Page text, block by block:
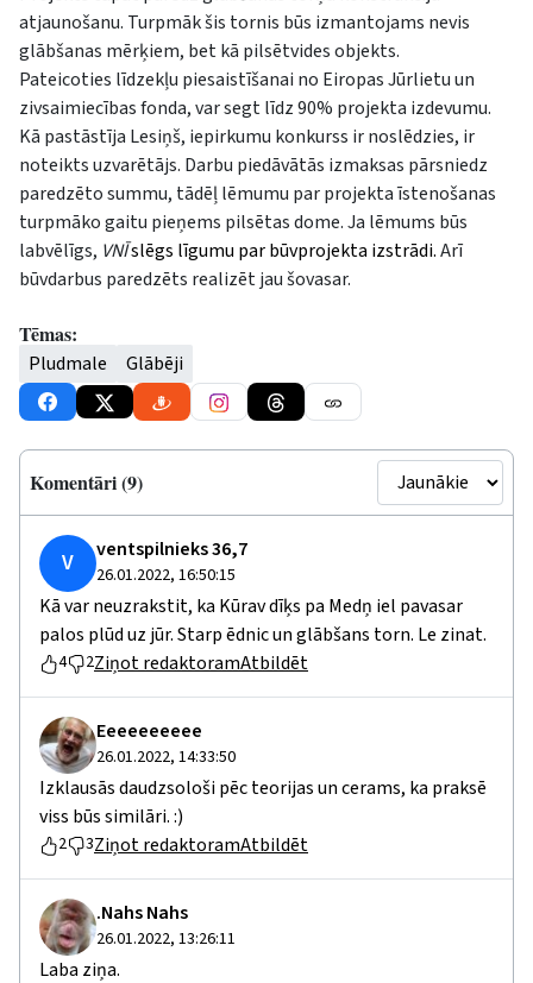
atjaunošanu. Turpmāk šis tornis būs izmantojams nevis
glābšanas mērķiem, bet kā pilsētvides objekts.
Pateicoties līdzekļu piesaistīšanai no Eiropas Jūrlietu un
zivsaimiecības fonda, var segt līdz 90% projekta izdevumu.
Kā pastāstīja Lesiņš, iepirkumu konkurss ir noslēdzies, ir
noteikts uzvarētājs. Darbu piedāvātās izmaksas pārsniedz
paredzēto summu, tādēļ lēmumu par projekta īstenošanas
turpmāko gaitu pieņems pilsētas dome. Ja lēmums būs
labvēlīgs, VNĪslēgs līgumu par būvprojekta izstrādi.Arī
būvdarbus paredzēts realizēt jau šovasar.
Tēmas:
Pludmale Glābēji
Komentāri (9)
V ventspilnieks 36,7
26.01.2022, 16:50:15
Kā var neuzrakstit, ka Kūrav dīķs pa Medņ iel pavasar
palos plūd uz jūr. Starp ēdnic un glābšans torn. Le zinat.
4 2Ziņot redaktoramAtbildēt
Eeeeeeeeee
26.01.2022, 14:33:50
Izklausās daudzsološi pēc teorijas un cerams, ka praksē
viss būs similāri. :)
2 3Ziņot redaktoramAtbildēt
.Nahs Nahs
26.01.2022, 13:26:11
Laba ziņa.